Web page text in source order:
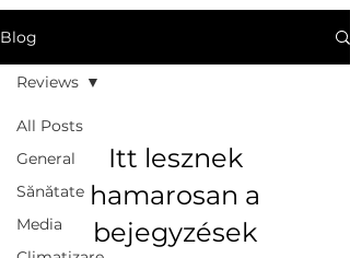
Blog
All Posts
General
Sănătate
Media
Reviews
Itt lesznek
hamarosan a
bejegyzések